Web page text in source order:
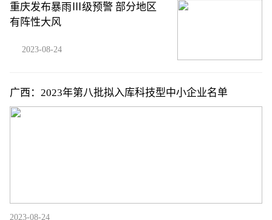
重庆发布暴雨Ⅲ级预警 部分地区
有阵性大风
2023-08-24
广西：2023年第八批拟入库科技型中小企业名单
2023-08-24